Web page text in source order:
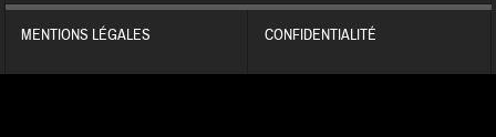
MENTIONS LÉGALES CONFIDENTIALITÉ